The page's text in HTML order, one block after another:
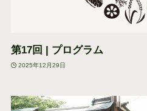
第17回 | プログラム
2025年12月29日